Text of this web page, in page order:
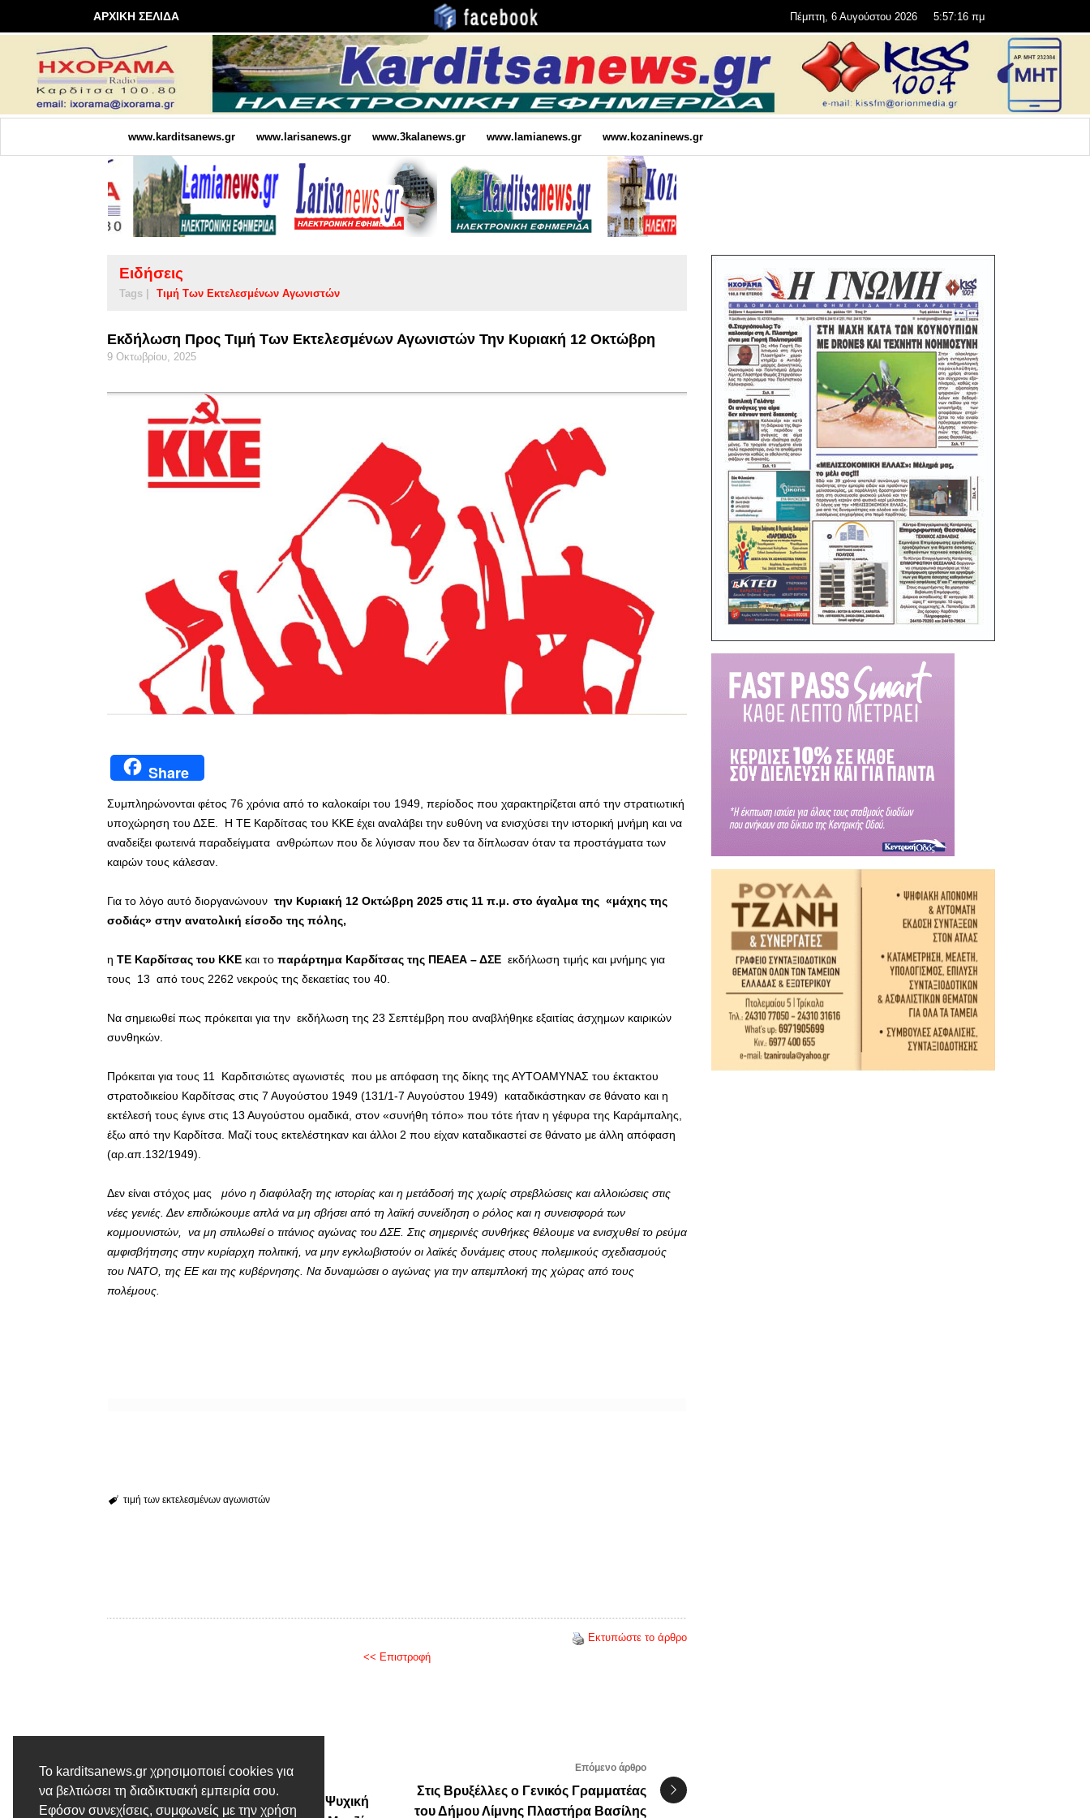
Το karditsanews.gr χρησιμοποιεί cookies για
να βελτιώσει τη διαδικτυακή εμπειρία σου.
Εφόσον συνεχίσεις, συμφωνείς με την χρήση
ΑΡΧΙΚΗ ΣΕΛΙΔΑ Πέμπτη, 6 Αυγούστου 2026 5:57:17 πμ
www.karditsanews.gr www.larisanews.gr www.3kalanews.gr www.lamianews.gr www.kozaninews.gr
Ειδήσεις
Tags | Τιμή Των Εκτελεσμένων Αγωνιστών
Εκδήλωση Προς Τιμή Των Εκτελεσμένων Αγωνιστών Την Κυριακή 12 Οκτώβρη
9 Οκτωβρίου, 2025
Share
Συμπληρώνονται φέτος 76 χρόνια από το καλοκαίρι του 1949, περίοδος που χαρακτηρίζεται από την στρατιωτική
υποχώρηση του ΔΣΕ. Η ΤΕ Καρδίτσας του ΚΚΕ έχει αναλάβει την ευθύνη να ενισχύσει την ιστορική μνήμη και να
αναδείξει φωτεινά παραδείγματα ανθρώπων που δε λύγισαν που δεν τα δίπλωσαν όταν τα προστάγματα των
καιρών τους κάλεσαν.
Για το λόγο αυτό διοργανώνουν την Κυριακή 12 Οκτώβρη 2025 στις 11 π.μ. στο άγαλμα της «μάχης της
σοδιάς» στην ανατολική είσοδο της πόλης,
η ΤΕ Καρδίτσας του ΚΚΕ και το παράρτημα Καρδίτσας της ΠΕΑΕΑ – ΔΣΕ εκδήλωση τιμής και μνήμης για
τους 13 από τους 2262 νεκρούς της δεκαετίας του 40.
Να σημειωθεί πως πρόκειται για την εκδήλωση της 23 Σεπτέμβρη που αναβλήθηκε εξαιτίας άσχημων καιρικών
συνθηκών.
Πρόκειται για τους 11 Καρδιτσιώτες αγωνιστές που με απόφαση της δίκης της ΑΥΤΟΑΜΥΝΑΣ του έκτακτου
στρατοδικείου Καρδίτσας στις 7 Αυγούστου 1949 (131/1-7 Αυγούστου 1949) καταδικάστηκαν σε θάνατο και η
εκτέλεσή τους έγινε στις 13 Αυγούστου ομαδικά, στον «συνήθη τόπο» που τότε ήταν η γέφυρα της Καράμπαλης,
έξω από την Καρδίτσα. Μαζί τους εκτελέστηκαν και άλλοι 2 που είχαν καταδικαστεί σε θάνατο με άλλη απόφαση
(αρ.απ.132/1949).
Δεν είναι στόχος μας μόνο η διαφύλαξη της ιστορίας και η μετάδοσή της χωρίς στρεβλώσεις και αλλοιώσεις στις
νέες γενιές. Δεν επιδιώκουμε απλά να μη σβήσει από τη λαϊκή συνείδηση ο ρόλος και η συνεισφορά των
κομμουνιστών, να μη σπιλωθεί ο τιτάνιος αγώνας του ΔΣΕ. Στις σημερινές συνθήκες θέλουμε να ενισχυθεί το ρεύμα
αμφισβήτησης στην κυρίαρχη πολιτική, να μην εγκλωβιστούν οι λαϊκές δυνάμεις στους πολεμικούς σχεδιασμούς
του ΝΑΤΟ, της ΕΕ και της κυβέρνησης. Να δυναμώσει ο αγώνας για την απεμπλοκή της χώρας από τους
πολέμους.
τιμή των εκτελεσμένων αγωνιστών
Εκτυπώστε το άρθρο
<< Επιστροφή
Προηγούμενο άρθρο
Ενημερωτική Δράση για την Ψυχική
Επόμενο άρθρο
Στις Βρυξέλλες ο Γενικός Γραμματέας
του Δήμου Λίμνης Πλαστήρα Βασίλης